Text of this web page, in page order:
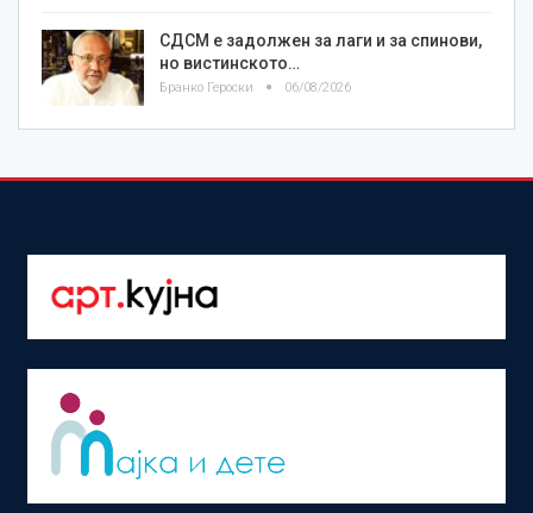
СДСМ е задолжен за лаги и за спинови,
но вистинското…
Бранко Героски 06/08/2026